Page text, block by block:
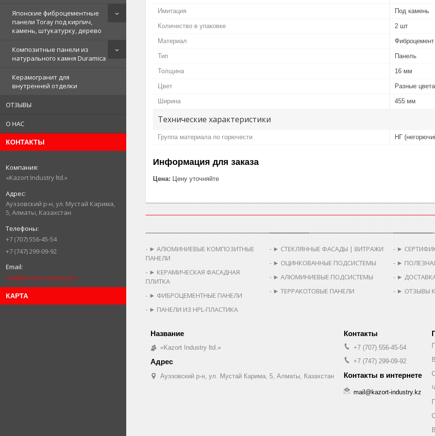
Японские фиброцементные
панели Toray под кирпич,
камень, штукатурку, дерево
Композитные панели из
натурального камня Duramica
Керамогранит для
внутренней отделки
ОТЗЫВЫ
О НАС
КОНТАКТЫ
«Kazort Industry ltd.»
​Ауэзовский р-н, ул. Мустай Карима,
5, Алматы, Казахстан
+7 (707) 556-45-54
+7 (747) 299-09-92
mail@kazort-industry.kz
КАРТА
Имитация Под камень
Количество в упаковке 2 шт
Материал Фиброцемент
Тип Панель
Толщина 16 мм
Цвет Разные цвета
Ширина 455 мм
Технические характеристики
Группа материала по горючести НГ
Информация для заказа
Цена: Цену уточняйте
► АЛЮМИНИЕВЫЕ КОМПОЗИТНЫЕ
ПАНЕЛИ
► КЕРАМИЧЕСКАЯ ФАСАДНАЯ
ПЛИТКА
► ФИБРОЦЕМЕНТНЫЕ ПАНЕЛИ
► ПАНЕЛИ ИЗ HPL-ПЛАСТИКА
► СТЕКЛЯННЫЕ ФАСАДЫ | ВИТРАЖИ
► ОЦИНКОВАННЫЕ ПОДСИСТЕМЫ
► АЛЮМИНИЕВЫЕ ПОДСИСТЕМЫ
► ТЕРРАКОТОВЫЕ ПАНЕЛИ
►
►
►
► ОТЗЫВЫ
«Kazort Industry ltd.»
​Ауэзовский р-н, ул. Мустай Карима, 5, Алматы, Казахстан
+7 (707) 556-45-54
+7 (747) 299-09-92
mail@kazort-industry.kz